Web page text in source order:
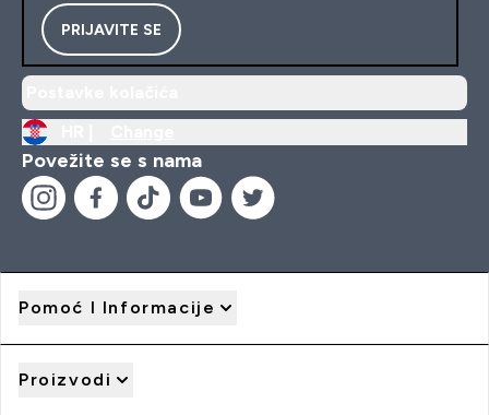
PRIJAVITE SE
Povežite se s nama
Pomoć I Informacije
Proizvodi